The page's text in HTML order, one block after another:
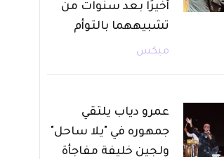
أخيرًا بعد سنوات من
تشبيههما بالتوأم
ميكس
عمرو دياب يلتقي
جمهوره في "يلا ساحل"
ولجين خليفة مفاجأة